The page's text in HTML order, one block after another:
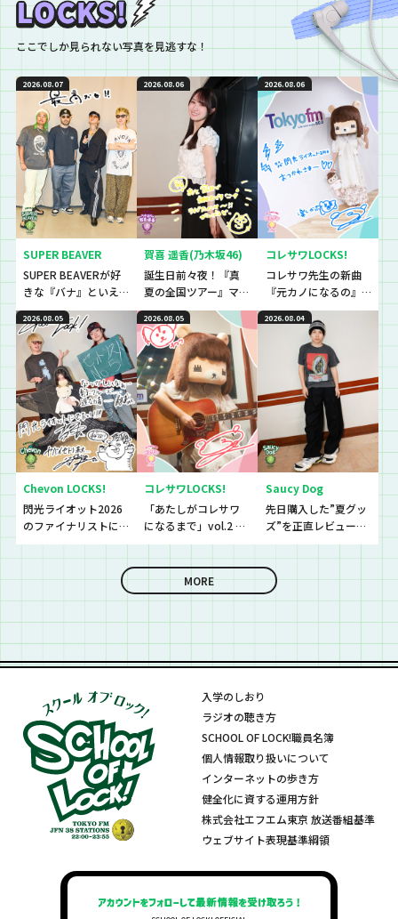
ここでしか見られない写真を見逃すな！
2026.08.07
SUPER BEAVER
SUPER BEAVERが好
きな『バナ』といえ
ば〜？『恋バナ』だ
ぁぁぁ！！！今回は
生徒と、恋バナ逆
電！！！！
2026.08.06
賀喜 遥香(乃木坂46)
誕生日前々夜！『真
夏の全国ツアー』マ
ストアイテムと
は！？
2026.08.06
コレサワLOCKS!
コレサワ先生の新曲
『元カノになるの』
初解禁！！！！！
2026.08.05
Chevon LOCKS!
閃光ライオット2026
のファイナリストに
思わず「なんであん
らに今夜は『セット
2026.08.05
コレサワLOCKS!
「あたしがコレサワ
になるまで」vol.2 開
催！！
2026.08.04
Saucy Dog
先日購入した”夏グッ
ズ”を正直レビューし
ていきました！
MORE
入学のしおり
ラジオの聴き方
SCHOOL OF LOCK!職員名簿
個人情報取り扱いについて
インターネットの歩き方
健全化に資する運用方針
株式会社エフエム東京 放送番組基準
ウェブサイト表現基準綱領